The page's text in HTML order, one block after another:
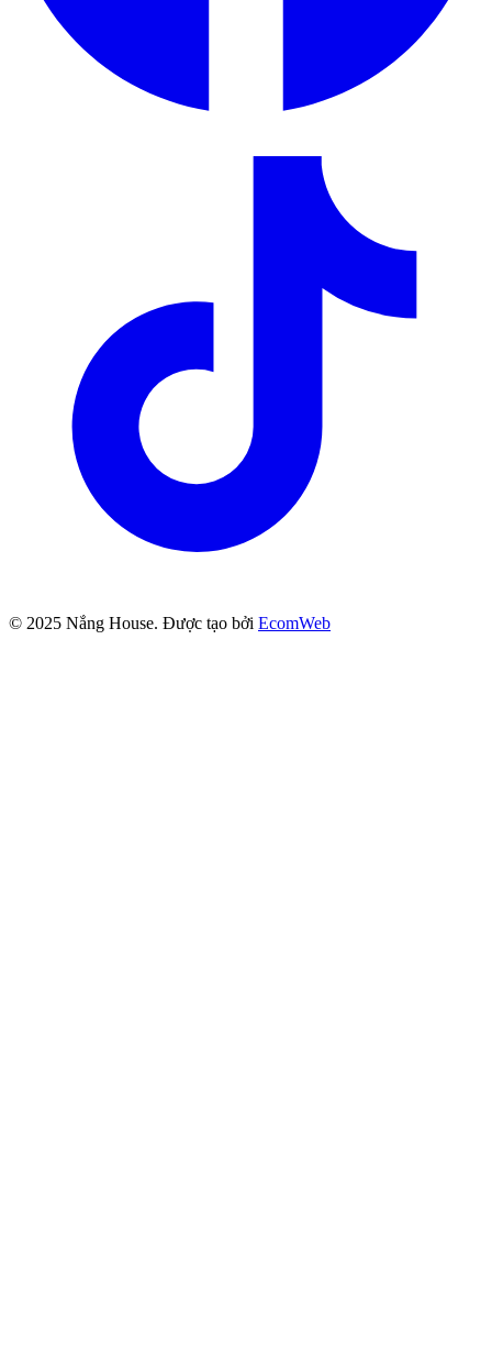
© 2025 Nắng House. Được tạo bởi EcomWeb